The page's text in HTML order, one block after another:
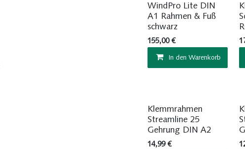
Sofort ab Lager
WindPro Lite DIN
A1 Rahmen & Fuß
schwarz
155,00€
In den Warenkorb
Sofort ab Lager
Klemmrahmen
Streamline 25
Gehrung DIN A2
14,99€